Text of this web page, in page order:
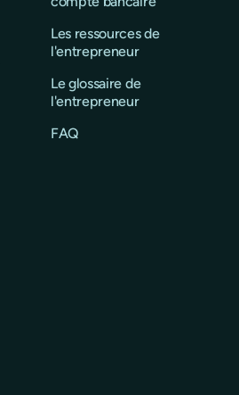
Les ressources de
l'entrepreneur
Le glossaire de
l'entrepreneur
FAQ